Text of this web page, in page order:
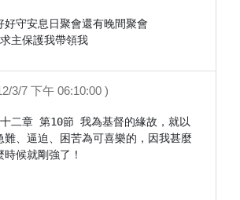
好守安息日聚會還有晚間聚會
主保護我帶領我
3/7 下午 06:10:00 )
二章 第10節 我為基督的緣故，就以
難、逼迫、困苦為可喜樂的，因我甚麼
候就剛強了！